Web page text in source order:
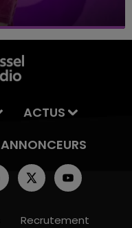
ACTUS
ANNONCEURS
Recrutement